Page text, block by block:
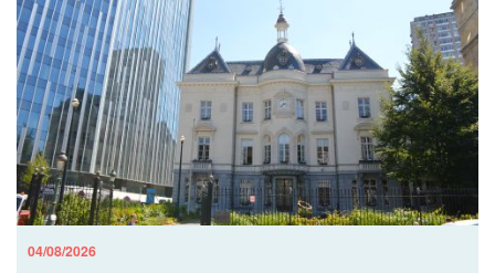
04/08/2026